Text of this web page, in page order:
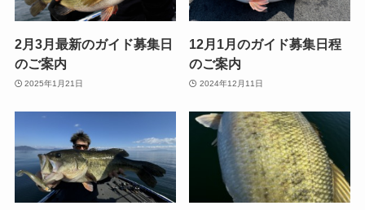
2月3月最新のガイド募集日
のご案内
2025年1月21日
12月1月のガイド募集日程
のご案内
2024年12月11日